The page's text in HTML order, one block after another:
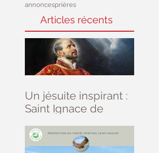
annoncesprières
Articles récents
Un jésuite inspirant :
Saint Ignace de